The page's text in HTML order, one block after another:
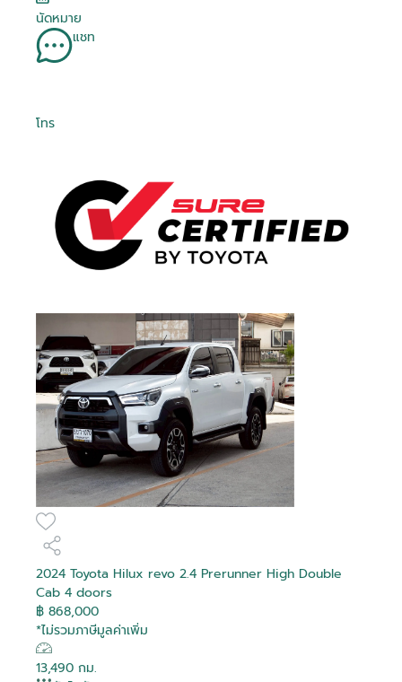
นัดหมาย
แชท
โทร
2024 Toyota Hilux revo 2.4 Prerunner High Double
Cab 4 doors
฿ 868,000
*ไม่รวมภาษีมูลค่าเพิ่ม
13,490 กม.